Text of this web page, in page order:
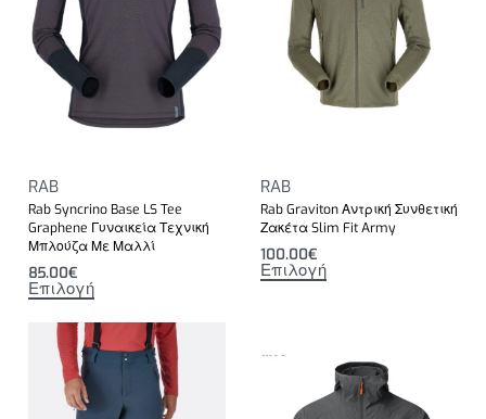
RAB
Rab Syncrino Base LS Tee
Graphene Γυναικεία Τεχνική
Μπλούζα Με Μαλλί
85.00€
Επιλογή
RAB
Rab Graviton Αντρική Συνθετική
Ζακέτα Slim Fit Army
100.00€
Επιλογή